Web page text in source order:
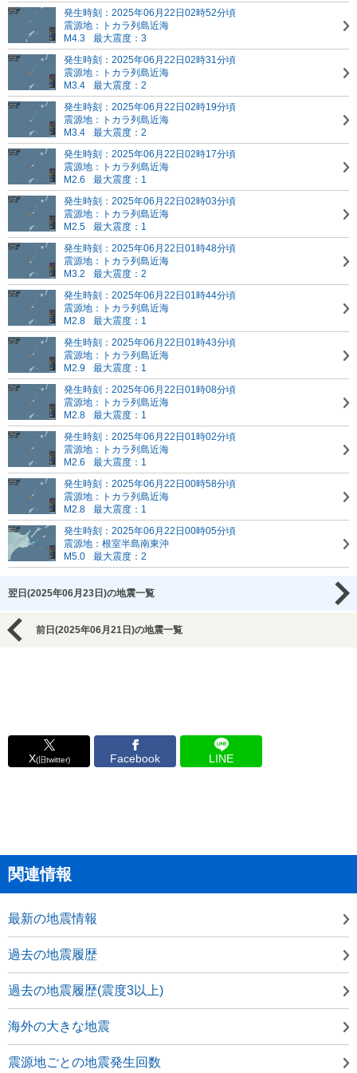
発生時刻：2025年06月22日02時52分頃
震源地：トカラ列島近海
M4.3
最大震度：3
発生時刻：2025年06月22日02時31分頃
震源地：トカラ列島近海
M3.4
最大震度：2
発生時刻：2025年06月22日02時19分頃
震源地：トカラ列島近海
M3.4
最大震度：2
発生時刻：2025年06月22日02時17分頃
震源地：トカラ列島近海
M2.6
最大震度：1
発生時刻：2025年06月22日02時03分頃
震源地：トカラ列島近海
M2.5
最大震度：1
発生時刻：2025年06月22日01時48分頃
震源地：トカラ列島近海
M3.2
最大震度：2
発生時刻：2025年06月22日01時44分頃
震源地：トカラ列島近海
M2.8
最大震度：1
発生時刻：2025年06月22日01時43分頃
震源地：トカラ列島近海
M2.9
最大震度：1
発生時刻：2025年06月22日01時08分頃
震源地：トカラ列島近海
M2.8
最大震度：1
発生時刻：2025年06月22日01時02分頃
震源地：トカラ列島近海
M2.6
最大震度：1
発生時刻：2025年06月22日00時58分頃
震源地：トカラ列島近海
M2.8
最大震度：1
発生時刻：2025年06月22日00時05分頃
震源地：根室半島南東沖
M5.0
最大震度：2
翌日(2025年06月23日)の地震一覧
前日(2025年06月21日)の地震一覧
X(旧twitter) Facebook LINE
関連情報
最新の地震情報
過去の地震履歴
過去の地震履歴(震度3以上)
海外の大きな地震
震源地ごとの地震発生回数